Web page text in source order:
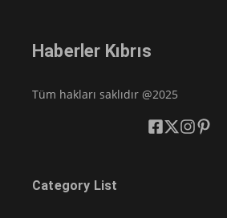
Haberler Kıbrıs
Tüm hakları saklıdır @2025
Category List